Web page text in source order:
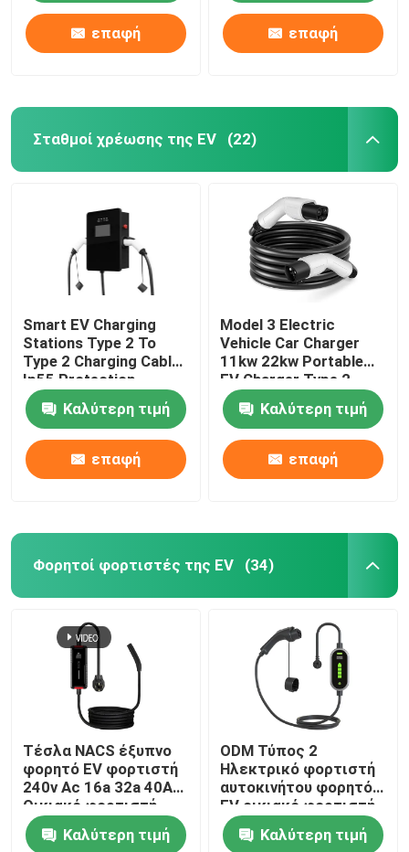
επαφή επαφή
Σταθμοί χρέωσης της EV (22)
Smart EV Charging
Stations Type 2 To
Type 2 Charging Cable
Ip55 Protection
Καλύτερη τιμή
επαφή
Model 3 Electric
Vehicle Car Charger
11kw 22kw Portable
EV Charger Type 2
Καλύτερη τιμή
επαφή
Φορητοί φορτιστές της EV (34)
Τέσλα NACS έξυπνο
φορητό EV φορτιστή
240v Ac 16a 32a 40A
Οικιακό φορτιστή
ηλεκτρικού
αυτοκινήτου
Καλύτερη τιμή
ODM Τύπος 2
Ηλεκτρικό φορτιστή
αυτοκινήτου φορητό
EV οικιακό φορτιστή
προστασία εδάφους
Καλύτερη τιμή